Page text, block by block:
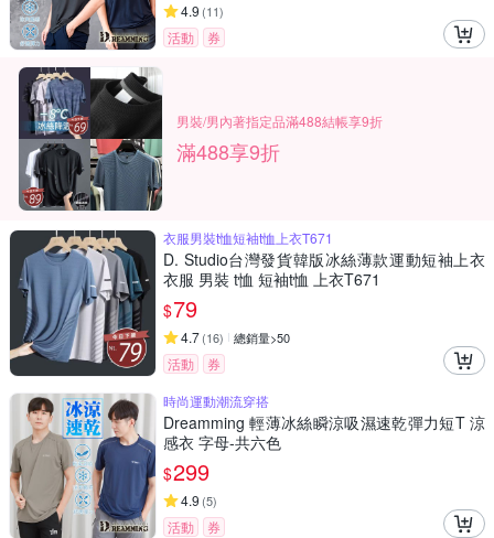
4.9 (11)
活動 券
男裝/男內著指定品滿488結帳享9折
滿488享9折
衣服男裝t恤短袖t恤上衣T671
D. Studio台灣發貨韓版冰絲薄款運動短袖上衣
衣服 男裝 t恤 短袖t恤 上衣T671
$79
4.7(16) 總銷量>50
活動
券
時尚運動潮流穿搭
Dreamming 輕薄冰絲瞬涼吸濕速乾彈力短T 涼
感衣 字母-共六色
$299
4.9 (5)
活動 券